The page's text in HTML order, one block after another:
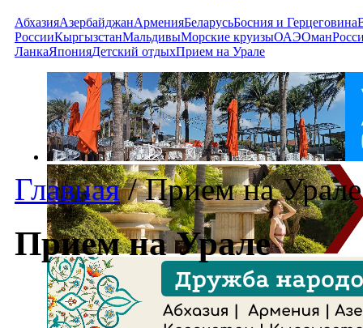
АбхазияАзербайджанАрменияБеларусьБосния и Герцеговина
РоссииКыргызстанМальдивыМорские круизыОАЭОман
ЛанкаЯпонияДетский отдыхПрием на Урале
Главная /Прием на Урале
Прием на Урале